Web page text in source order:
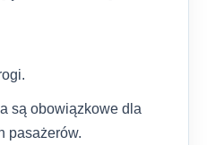
są obowiązkowe dla
pasażerów.